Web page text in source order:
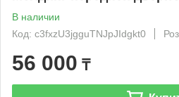
В наличии
Код: c3fxzU3jgguTNJpJIdgkt0
56 000 ₸